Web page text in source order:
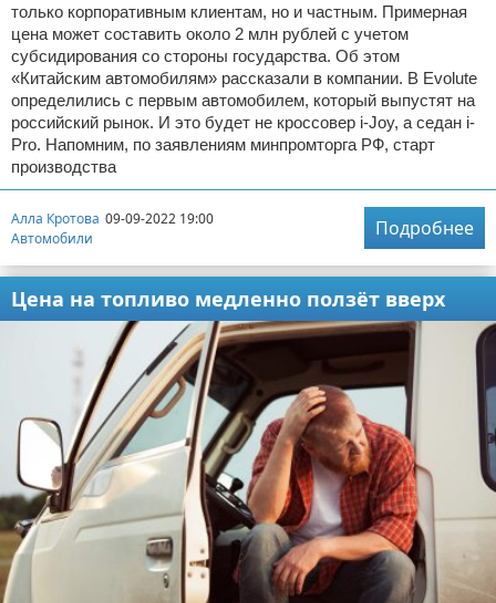
только корпоративным клиентам, но и частным. Примерная
цена может составить около 2 млн рублей с учетом
субсидирования со стороны государства. Об этом
«Китайским автомобилям» рассказали в компании. В Evolute
определились с первым автомобилем, который выпустят на
российский рынок. И это будет не кроссовер i-Joy, а седан i-
Pro. Напомним, по заявлениям минпромторга РФ, старт
производства
Алла Кротова 09-09-2022 19:00
Автомобили
Подробнее
Цена на топливо медленно ползёт вверх